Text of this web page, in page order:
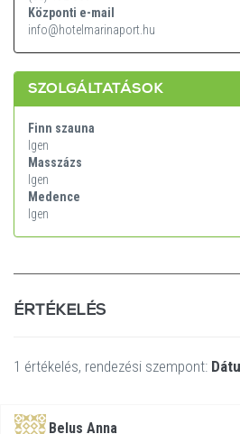
Központi e-mail
info@hotelmarinaport.hu
SZOLGÁLTATÁSOK
Finn szauna
Igen
Masszázs
Igen
Medence
Igen
ÉRTÉKELÉS
1 értékelés, rendezési szempont:
Belus Anna